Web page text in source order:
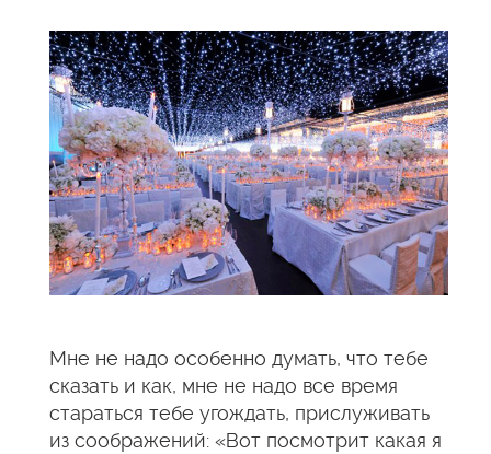
Мне не надо особенно думать, что тебе
сказать и как, мне не надо все время
стараться тебе угождать, прислуживать
из соображений: «Вот посмотрит какая я